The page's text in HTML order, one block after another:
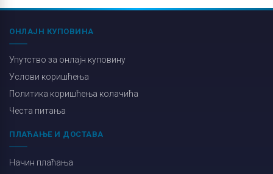
ОНЛАЈН КУПОВИНА
Упутство за онлајн куповину
Услови коришћења
Политика коришћења колачића
Честа питања
ПЛАЋАЊЕ И ДОСТАВА
Начин плаћања